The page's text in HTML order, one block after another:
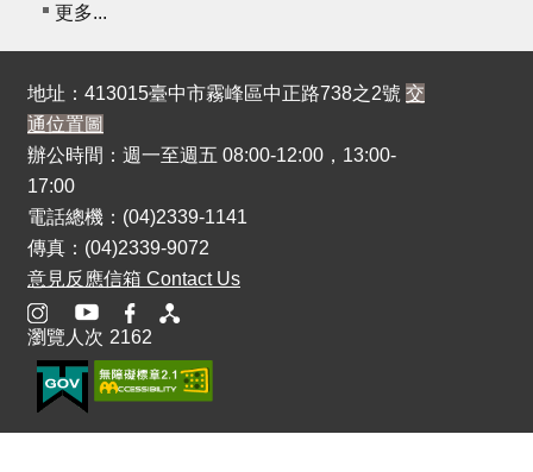
更多...
地址：413015臺中市霧峰區中正路738之2號 交
通位置圖
辦公時間：週一至週五 08:00-12:00，13:00-
17:00
電話總機：(04)2339-1141
傳真：(04)2339-9072
意見反應信箱 Contact Us
瀏覽人次 2162